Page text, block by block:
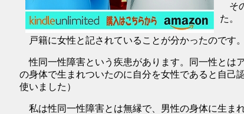
そ
た。
戸籍に女性と記されていることが分かったのです。
性同一性障害という疾患があります。同一性とは
の身体で生まれついたのに自分を女性であると自己
使いました）
私は性同一性障害とは無縁で、男性の身体に生ま